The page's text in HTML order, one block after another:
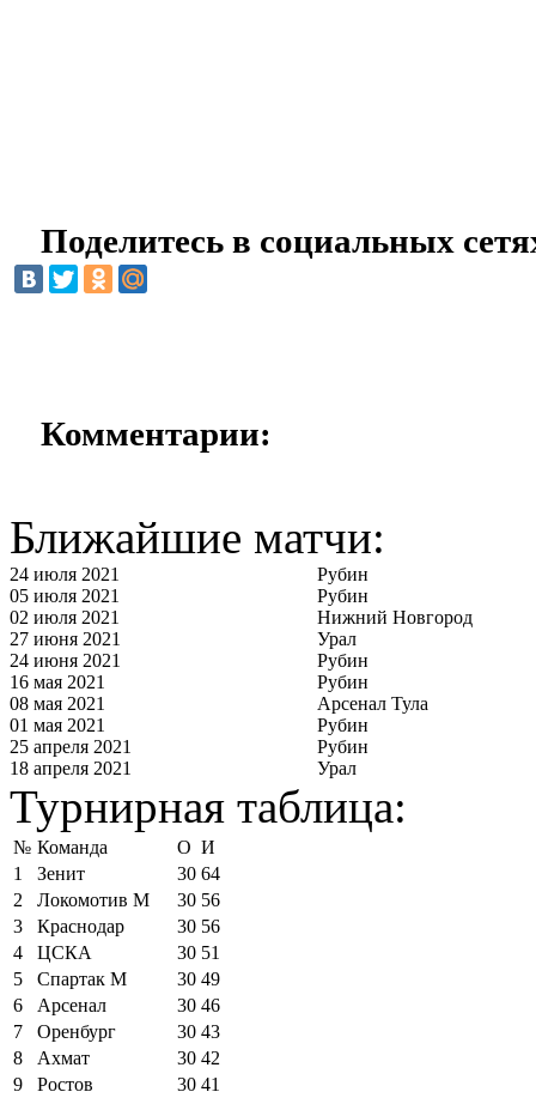
Поделитесь в социальных
Комментарии:
Ближайшие матчи:
24 июля 2021
Рубин
05 июля 2021
Рубин
02 июля 2021
Нижний Новгород
27 июня 2021
Урал
24 июня 2021
Рубин
16 мая 2021
Рубин
08 мая 2021
Арсенал Тула
01 мая 2021
Рубин
25 апреля 2021
Рубин
18 апреля 2021
Урал
Турнирная таблица:
№ Команда О И
1
Зенит 30 64
2
Локомотив М 30 56
3
Краснодар 30 56
4
ЦСКА 30 51
5
Спартак М 30 49
6
Арсенал 30 46
7
Оренбург 30 43
8
Ахмат 30 42
9
Ростов 30 41